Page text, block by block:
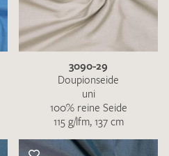
3090-29
Doupionseide
uni
100% reine Seide
115 g/lfm, 137 cm